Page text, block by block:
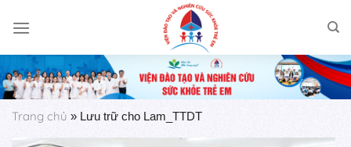
Trang chủ » Lưu trữ cho Lam_TTDT